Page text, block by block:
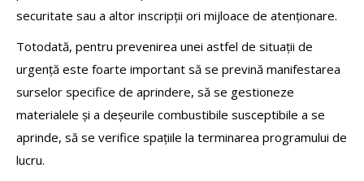
securitate sau a altor inscripții ori mijloace de atenționare.
Totodată, pentru prevenirea unei astfel de situații de
urgență este foarte important să se prevină manifestarea
surselor specifice de aprindere, să se gestioneze
materialele și a deșeurile combustibile susceptibile a se
aprinde, să se verifice spațiile la terminarea programului de
lucru.